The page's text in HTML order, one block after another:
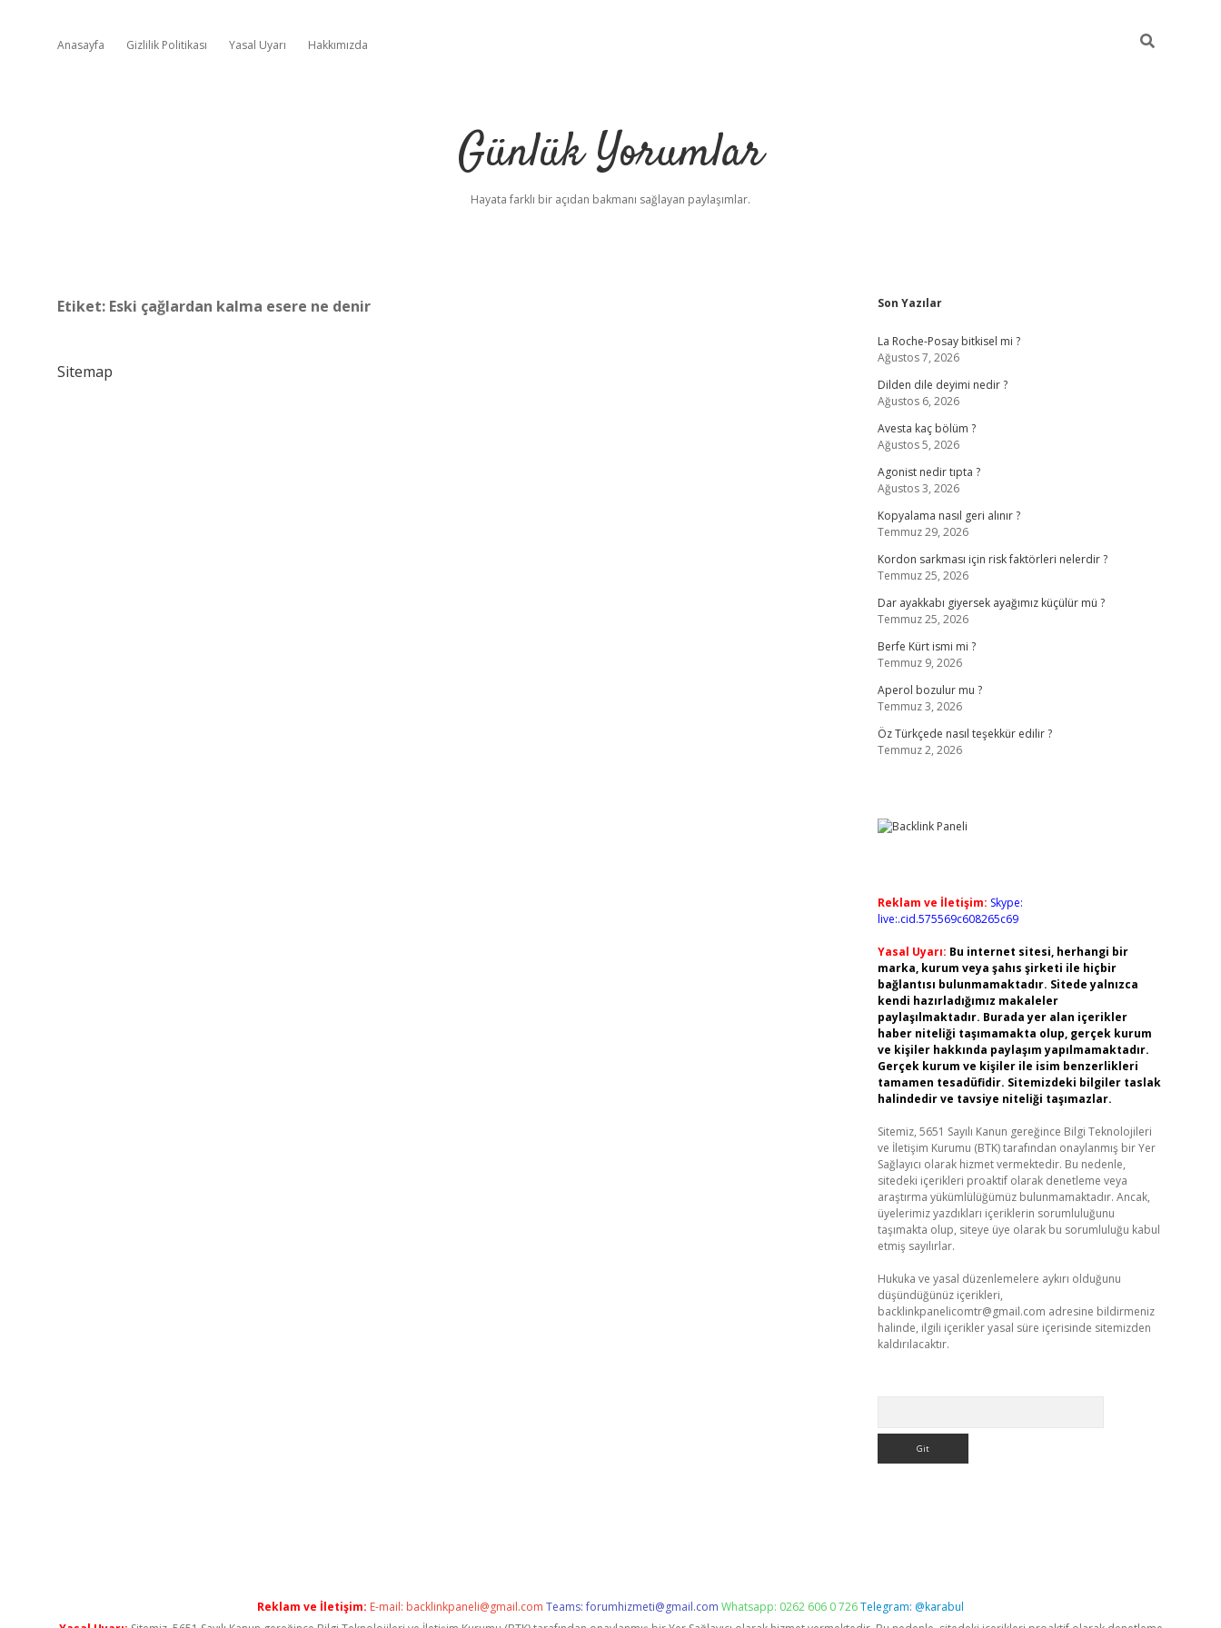
Anasayfa Gizlilik Politikası Yasal Uyarı Hakkımızda
Günlük Yorumlar
Hayata farklı bir açıdan bakmanı sağlayan paylaşımlar.
Etiket: Eski çağlardan kalma esere ne denir
Sitemap
Sidebar
Son Yazılar
La Roche-Posay bitkisel mi ?
Ağustos 7, 2026
Dilden dile deyimi nedir ?
Ağustos 6, 2026
Avesta kaç bölüm ?
Ağustos 5, 2026
Agonist nedir tıpta ?
Ağustos 3, 2026
Kopyalama nasıl geri alınır ?
Temmuz 29, 2026
Kordon sarkması için risk faktörleri nelerdir ?
Temmuz 25, 2026
Dar ayakkabı giyersek ayağımız küçülür mü ?
Temmuz 25, 2026
Berfe Kürt ismi mi ?
Temmuz 9, 2026
Aperol bozulur mu ?
Temmuz 3, 2026
Öz Türkçede nasıl teşekkür edilir ?
Temmuz 2, 2026
Reklam ve İletişim: Skype:
live:.cid.575569c608265c69
Yasal Uyarı: Bu internet sitesi, herhangi bir
marka, kurum veya şahıs şirketi ile hiçbir
bağlantısı bulunmamaktadır. Sitede yalnızca
kendi hazırladığımız makaleler
paylaşılmaktadır. Burada yer alan içerikler
haber niteliği taşımamakta olup, gerçek kurum
ve kişiler hakkında paylaşım yapılmamaktadır.
Gerçek kurum ve kişiler ile isim benzerlikleri
tamamen tesadüfidir. Sitemizdeki bilgiler taslak
halindedir ve tavsiye niteliği taşımazlar.
Sitemiz, 5651 Sayılı Kanun gereğince Bilgi Teknolojileri
ve İletişim Kurumu (BTK) tarafından onaylanmış bir Yer
Sağlayıcı olarak hizmet vermektedir. Bu nedenle,
sitedeki içerikleri proaktif olarak denetleme veya
araştırma yükümlülüğümüz bulunmamaktadır. Ancak,
üyelerimiz yazdıkları içeriklerin sorumluluğunu
taşımakta olup, siteye üye olarak bu sorumluluğu kabul
etmiş sayılırlar.
Hukuka ve yasal düzenlemelere aykırı olduğunu
düşündüğünüz içerikleri,
backlinkpanelicomtr@gmail.com adresine bildirmeniz
halinde, ilgili içerikler yasal süre içerisinde sitemizden
kaldırılacaktır.
https://grandoperabetgiris.com/
Reklam ve İletişim: E-mail: backlinkpaneli@gmail.com Teams:forumhizmeti@gmail.com Whatsapp: 0262 606 0 726Telegram: @karabul